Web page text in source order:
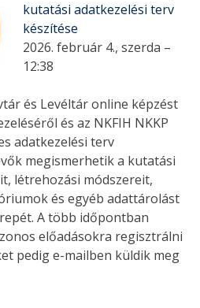
kutatási adatkezelési terv
készítése
2026. február 4., szerda –
12:38
és Levéltár online képzést
és az NKFIH NKKP
adatkezelési terv
megismerhetik a kutatási
létrehozási módszereit,
és egyéb adattárolást
A több időpontban
előadásokra regisztrálni
pedig e-mailben küldik meg